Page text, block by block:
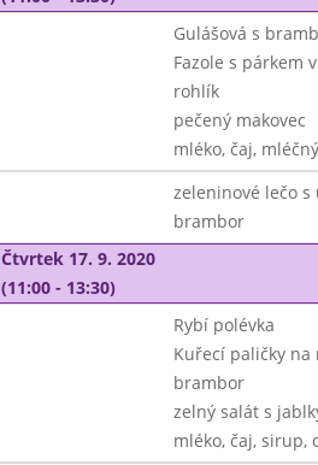
Gulášová s
Fazole s párkem
rohlík
pečený makovec
mléko, čaj,
zeleninové lečo s
brambor
Čtvrtek 17. 9. 2020
(11:00 - 13:30)
Rybí polévka
Kuřecí paličky na
brambor
zelný salát s
mléko, čaj, sirup,